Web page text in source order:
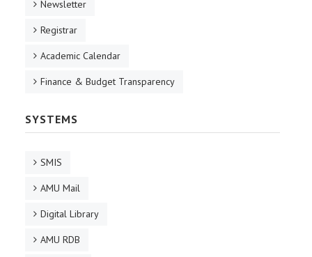
Newsletter
Registrar
Academic Calendar
Finance & Budget Transparency
SYSTEMS
SMIS
AMU Mail
Digital Library
AMU RDB